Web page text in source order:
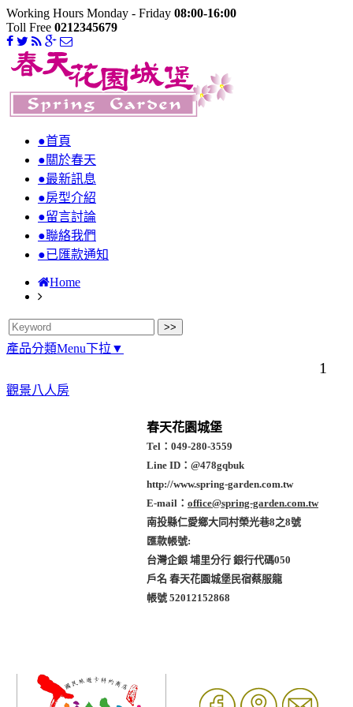
Working Hours Monday - Friday 08:00-16:00
Toll Free 0212345679
●首頁
●關於春天
●最新訊息
●房型介紹
●留言討論
●聯絡我們
●已匯款通知
Home
產品分類Menu下拉▼
1
觀景八人房
春天花園城堡
Tel：049-280-3559
Line ID：@478gqbuk
http://www.spring-garden.com.tw
E-mail： office@spring-garden.com.tw
南投縣仁愛鄉大同村榮光巷8之8號
匯款帳號:
台灣企銀 埔里分行 銀行代碼050
戶名 春天花園城堡民宿蔡服龍
帳號 52012152868